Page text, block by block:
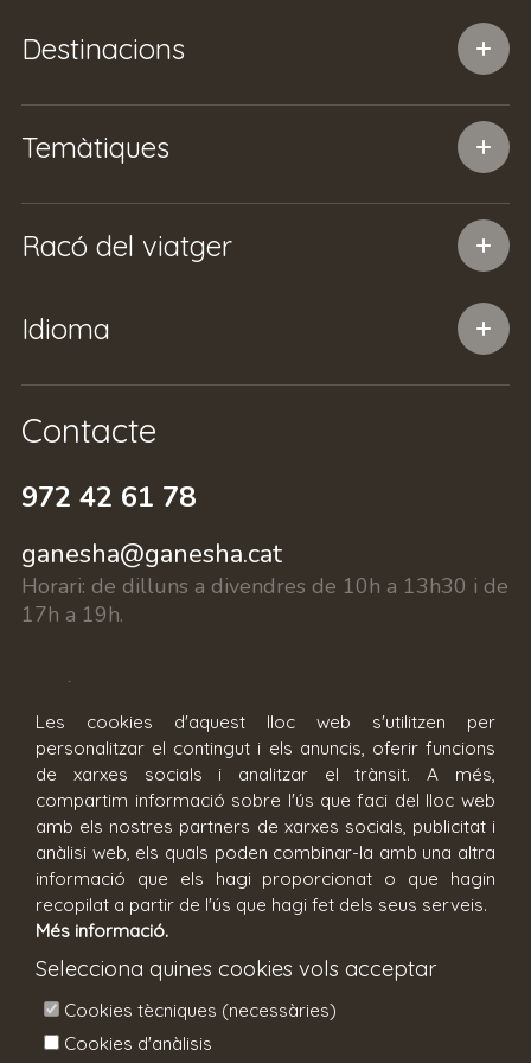
Destinacions
Temàtiques
Racó del viatger
Idioma
Contacte
972 42 61 78
ganesha@ganesha.cat
Horari: de dilluns a divendres de 10h a 13h30 i de
17h a 19h.
c/ Fontanilles 15, 17002 Girona
Reserva cita
Política de privacitat
Configuració de cookies
Les cookies d'aquest lloc web s'utilitzen per
personalitzar el contingut i els anuncis, oferir funcions
de xarxes socials i analitzar el trànsit. A més,
compartim informació sobre l'ús que faci del lloc web
amb els nostres partners de xarxes socials, publicitat i
anàlisi web, els quals poden combinar-la amb una altra
informació que els hagi proporcionat o que hagin
recopilat a partir de l'ús que hagi fet dels seus serveis.
Més informació.
Selecciona quines cookies vols acceptar
Cookies tècniques (necessàries)
Cookies d'anàlisis